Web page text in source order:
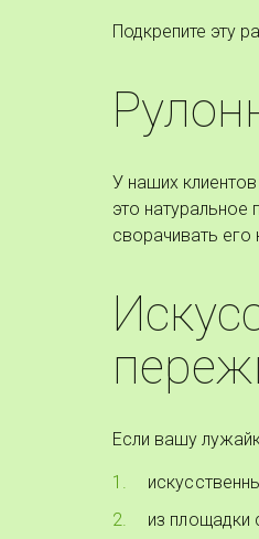
Подкрепите эту
У наших
это натуральное
сворачивать
Если вашу
из площадки